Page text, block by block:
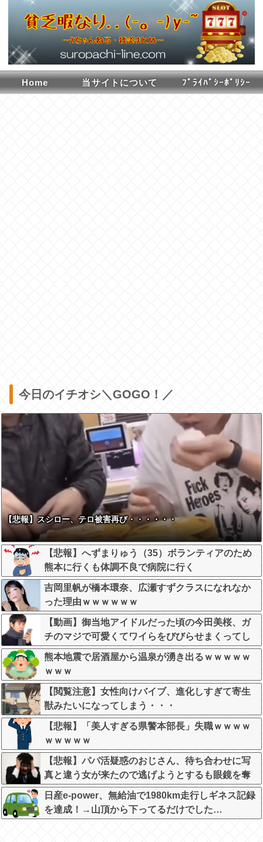
Home 当サイトについて ﾌﾟﾗｲﾊﾞｼｰﾎﾟﾘｼｰ
今日のイチオシ＼GOGO！／
【悲報】スシロー、テロ被害再び・・・・・・
【悲報】へずまりゅう（35）ボランティアのため
熊本に行くも体調不良で病院に行く
吉岡里帆が橋本環奈、広瀬すずクラスになれなか
った理由ｗｗｗｗｗｗ
【動画】御当地アイドルだった頃の今田美桜、ガ
チのマジで可愛くてワイらをびびらせまくってし
まうw w w w w w w w
熊本地震で居酒屋から温泉が湧き出るｗｗｗｗｗ
ｗｗｗ
【閲覧注意】女性向けバイブ、進化しすぎて寄生
獣みたいになってしまう・・・
【悲報】「美人すぎる県警本部長」失職ｗｗｗｗ
ｗｗｗｗｗ
【悲報】パパ活疑惑のおじさん、待ち合わせに写
真と違う女が来たので逃げようとするも眼鏡を奪
われ可哀想なことになっているところを激写され
てしまう…
日産e-power、無給油で1980km走行しギネス記録
を達成！→山頂から下ってるだけでした…